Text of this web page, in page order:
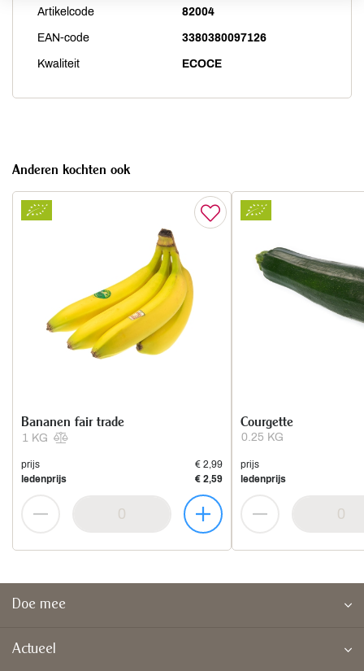
Artikelcode 82004
EAN-code 3380380097126
Kwaliteit ECOCE
Anderen kochten ook
1 KG
Bananen fair trade
prijs
€ 2,99
ledenprijs
€ 2,59
0.25 KG
Courgette
prijs
ledenprijs
Doe mee
Actueel